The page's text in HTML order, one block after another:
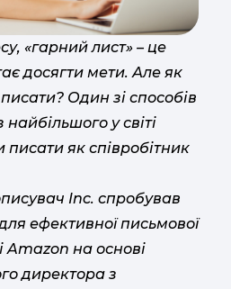
«гарний лист» – це
досягти мети. Але як
Один зі способів
у світі
писати як співробітник
Inc. спробував
ефективної письмової
Amazon на основі
директора з